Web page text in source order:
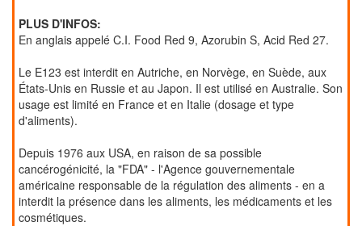
PLUS D'INFOS:
En anglais appelé C.I. Food Red 9, Azorubin S, Acid Red 27.
Le E123 est interdit en Autriche, en Norvège, en Suède, aux
États-Unis en Russie et au Japon. Il est utilisé en Australie. Son
usage est limité en France et en Italie (dosage et type
d'aliments).
Depuis 1976 aux USA, en raison de sa possible
cancérogénicité, la "FDA" - l'Agence gouvernementale
américaine responsable de la régulation des aliments - en a
interdit la présence dans les aliments, les médicaments et les
cosmétiques.